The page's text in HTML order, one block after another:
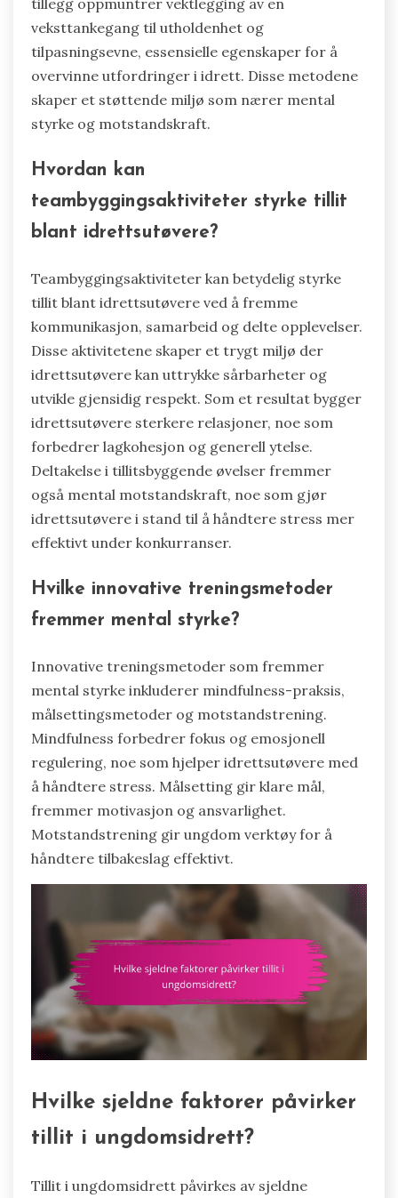
tillegg oppmuntrer vektlegging av en
veksttankegang til utholdenhet og
tilpasningsevne, essensielle egenskaper for å
overvinne utfordringer i idrett. Disse metodene
skaper et støttende miljø som nærer mental
styrke og motstandskraft.
Hvordan kan
teambyggingsaktiviteter styrke tillit
blant idrettsutøvere?
Teambyggingsaktiviteter kan betydelig styrke
tillit blant idrettsutøvere ved å fremme
kommunikasjon, samarbeid og delte opplevelser.
Disse aktivitetene skaper et trygt miljø der
idrettsutøvere kan uttrykke sårbarheter og
utvikle gjensidig respekt. Som et resultat bygger
idrettsutøvere sterkere relasjoner, noe som
forbedrer lagkohesjon og generell ytelse.
Deltakelse i tillitsbyggende øvelser fremmer
også mental motstandskraft, noe som gjør
idrettsutøvere i stand til å håndtere stress mer
effektivt under konkurranser.
Hvilke innovative treningsmetoder
fremmer mental styrke?
Innovative treningsmetoder som fremmer
mental styrke inkluderer mindfulness-praksis,
målsettingsmetoder og motstandstrening.
Mindfulness forbedrer fokus og emosjonell
regulering, noe som hjelper idrettsutøvere med
å håndtere stress. Målsetting gir klare mål,
fremmer motivasjon og ansvarlighet.
Motstandstrening gir ungdom verktøy for å
håndtere tilbakeslag effektivt.
Hvilke sjeldne faktorer påvirker
tillit i ungdomsidrett?
Tillit i ungdomsidrett påvirkes av sjeldne